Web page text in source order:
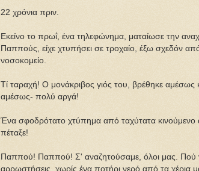
22 χρόνια πριν.
Εκείνο το πρωΐ, ένα τηλεφώνημα, ματαίωσε την
Παππούς, είχε χτυπήσει σε τροχαίο, έξω σχεδόν
νοσοκομείο.
Τί ταραχή! Ο μονάκριβος γιός του, βρέθηκε
αμέσως- πολύ αργά!
Ένα σφοδρότατο χτύπημα από ταχύτατα κινούμενο
πέταξε!
Παππού! Παππού! Σ' αναζητούσαμε, όλοι μας. Πού
αρρωστήσεις, χωρίς ένα ποτήρι νερό από τα χέρια